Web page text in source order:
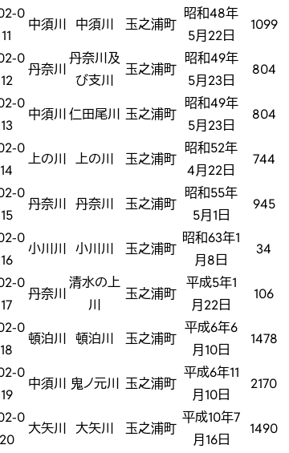
0
11
中須川 中須川 玉之浦町
昭和48年
5月22日
1099
0
12
丹奈川
丹奈川及
び支川
玉之浦町
昭和49年
5月23日
804
0
13
中須川 仁田尾川 玉之浦町
昭和49年
5月23日
804
0
14
上の川 上の川 玉之浦町
昭和52年
4月22日
744
0
15
丹奈川 丹奈川 玉之浦町
昭和55年
5月1日
945
0
16
小川川 小川川 玉之浦町
昭和63年1
月8日
34
0
17
丹奈川
清水の上
川
玉之浦町
平成5年1
月22日
106
0
18
頓泊川 頓泊川 玉之浦町
平成6年6
月10日
1478
0
19
中須川 鬼ノ元川 玉之浦町
平成6年11
月10日
2170
0
20
大矢川 大矢川 玉之浦町
平成10年7
月16日
1490